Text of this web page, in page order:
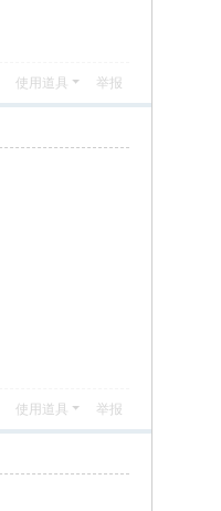
使用道具 举报
使用道具 举报